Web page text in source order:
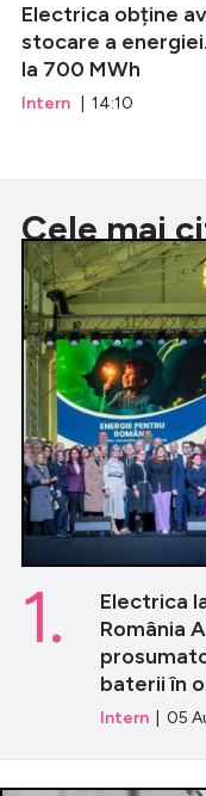
Electrica obține
stocare a
la 700 MWh
Intern | 14:10
Cele mai
Electrica
România
baterii în
Intern | 05
1.